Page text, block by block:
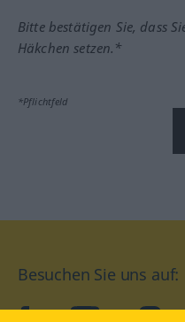
Bitte bestätigen Sie, dass
Häkchen setzen.*
*Pflichtfeld
Besuchen Sie uns auf: